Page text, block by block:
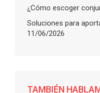
¿Cómo escoger
Soluciones para
11/06/2026
TAMBIÉN